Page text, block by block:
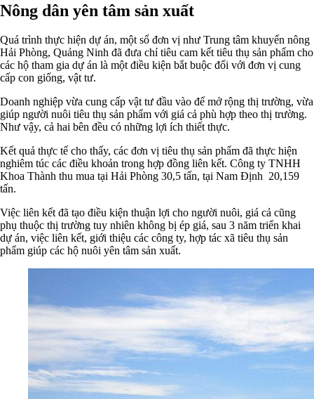
Nông dân yên tâm sản xuất
Quá trình thực hiện dự án, một số đơn vị như Trung tâm khuyến nông
Hải Phòng, Quảng Ninh đã đưa chỉ tiêu cam kết tiêu thụ sản phẩm cho
các hộ tham gia dự án là một điều kiện bắt buộc đối với đơn vị cung
cấp con giống, vật tư.
Doanh nghiệp vừa cung cấp vật tư đầu vào để mở rộng thị trường, vừa
giúp người nuôi tiêu thụ sản phẩm với giá cả phù hợp theo thị trường.
Như vậy, cả hai bên đều có những lợi ích thiết thực.
Kết quả thực tế cho thấy, các đơn vị tiêu thụ sản phẩm đã thực hiện
nghiêm túc các điều khoản trong hợp đồng liên kết. Công ty TNHH
Khoa Thành thu mua tại Hải Phòng 30,5 tấn, tại Nam Định 20,159
tấn.
Việc liên kết đã tạo điều kiện thuận lợi cho người nuôi, giá cả cũng
phụ thuộc thị trường tuy nhiên không bị ép giá, sau 3 năm triển khai
dự án, việc liên kết, giới thiệu các công ty, hợp tác xã tiêu thụ sản
phẩm giúp các hộ nuôi yên tâm sản xuất.